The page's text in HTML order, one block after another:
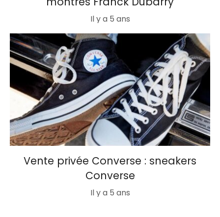
Il y a 5 ans
Vente privée Converse : sneakers
Converse
Il y a 5 ans